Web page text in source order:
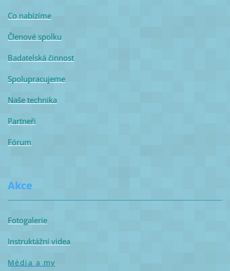
Co nabízíme
Členové spolku
Badatelská činnost
Spolupracujeme
Naše technika
Partneři
Fórum
Akce
Fotogalerie
Instruktážní videa
Média a my